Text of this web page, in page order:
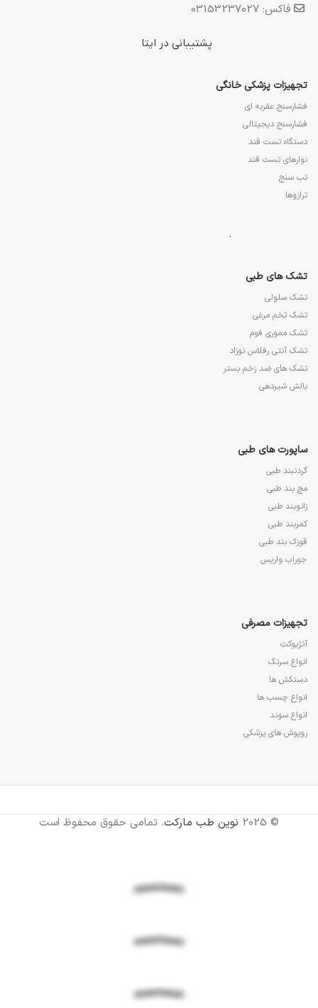
فاکس: 03153237027
پشتیبانی در ایتا
تجهیزات پزشکی خانگی
فشارسنج عقربه ای
فشارسنج دیجیتالی
دستگاه تست قند
نوارهای تست قند
تب سنج
ترازوها
.
تشک های طبی
تشک سلولی
تشک تخم مرغی
تشک مموری فوم
تشک آنتی رفلاس نوزاد
تشک های ضد زخم بستر
بالش شیردهی
ساپورت های طبی
گردنبند طبی
مچ بند طبی
زانوبند طبی
کمربند طبی
قوزک بند طبی
جوراب واریس
تجهیزات مصرفی
آنژیوکت
انواع سرنگ
دستکش ها
انواع چسب ها
انواع سوند
روپوش های پزشکی
© 2025 نوین طب مارکت. تمامی حقوق محفوظ است